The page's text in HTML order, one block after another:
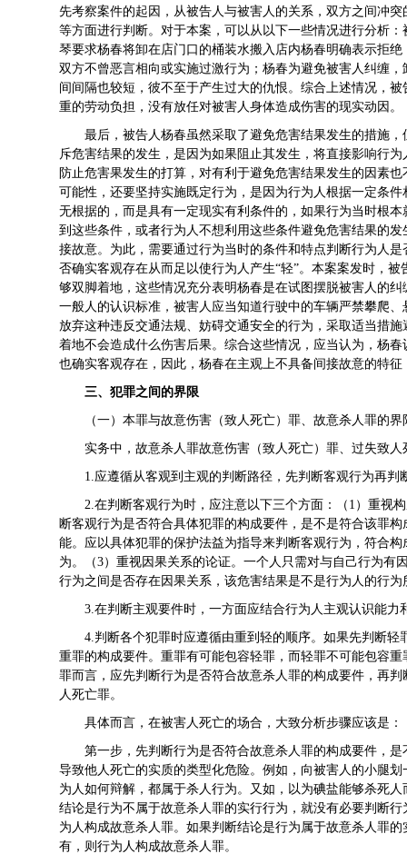
先考察案件的起因，从被告人与被害人的关系，双方之间冲
等方面进行判断。对于本案，可以从以下一些情况进行分析
琴要求杨春将卸在店门口的桶装水搬入店内杨春明确表示拒
双方不曾恶言相向或实施过激行为；杨春为避免被害人纠缠
间间隔也较短，彼不至于产生过大的仇恨。综合上述情况，
重的劳动负担，没有放任对被害人身体造成伤害的现实动因。
最后，被告人杨春虽然采取了避免危害结果发生的措施
斥危害结果的发生，是因为如果阻止其发生，将直接影响行
防止危害果发生的打算，对有利于避免危害结果发生的因素
可能性，还要坚持实施既定行为，是因为行为人根据一定条
无根据的，而是具有一定现实有利条件的，如果行为当时根
到这些条件，或者行为人不想利用这些条件避免危害结果的
接故意。为此，需要通过行为当时的条件和特点判断行为人
否确实客观存在从而足以使行为人产生“轻”。本案案发时，
够双脚着地，这些情况充分表明杨春是在试图摆脱被害人的
一般人的认识标准，被害人应当知道行驶中的车辆严禁攀爬
放弃这种违反交通法规、妨碍交通安全的行为，采取适当措
着地不会造成什么伤害后果。综合这些情况，应当认为，杨
也确实客观存在，因此，杨春在主观上不具备间接故意的特
三、犯罪之间的界限
（一）本罪与故意伤害（致人死亡）罪、故意杀人罪的界
实务中，故意杀人罪故意伤害（致人死亡）罪、过失致
1.应遵循从客观到主观的判断路径，先判断客观行为再
2.在判断客观行为时，应注意以下三个方面：（1）重视
断客观行为是否符合具体犯罪的构成要件，是不是符合该罪
能。应以具体犯罪的保护法益为指导来判断客观行为，符合
为。（3）重视因果关系的论证。一个人只需对与自己行为
行为之间是否存在因果关系，该危害结果是不是行为人的行
3.在判断主观要件时，一方面应结合行为人主观认识能
4.判断各个犯罪时应遵循由重到轻的顺序。如果先判断
重罪的构成要件。重罪有可能包容轻罪，而轻罪不可能包容
罪而言，应先判断行为是否符合故意杀人罪的构成要件，再
人死亡罪。
具体而言，在被害人死亡的场合，大致分析步骤应该是：
第一步，先判断行为是否符合故意杀人罪的构成要件，
导致他人死亡的实质的类型化危险。例如，向被害人的小腿
为人如何辩解，都属于杀人行为。又如，以为碘盐能够杀死
结论是行为不属于故意杀人罪的实行行为，就没有必要判断
为人构成故意杀人罪。如果判断结论是行为属于故意杀人罪
有，则行为人构成故意杀人罪。